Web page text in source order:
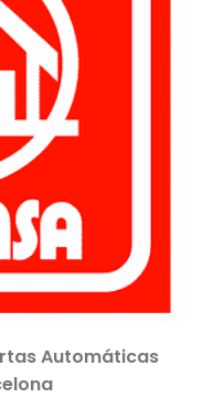
Automáticas